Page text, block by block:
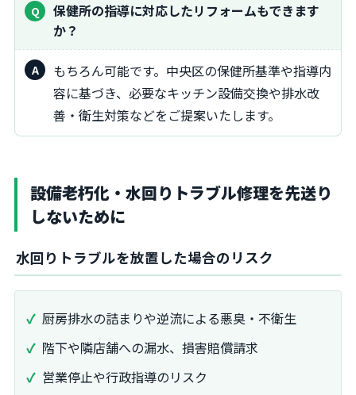
保健所の指導に対応したリフォームもできます
か？
もちろん可能です。中央区の保健所基準や指導内
容に基づき、必要なキッチン設備交換や排水改
善・衛生対策などをご提案いたします。
設備老朽化・水回りトラブル修理を先送り
しないために
水回りトラブルを放置した場合のリスク
厨房排水の詰まりや逆流による悪臭・不衛生
階下や隣店舗への漏水、損害賠償請求
営業停止や行政指導のリスク